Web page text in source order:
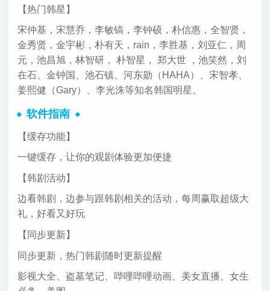
【热门韩星】
宋仲基，宋慧乔，李敏镐，李钟硕，朴信惠，全智贤，
金秀贤，金宇彬，朴有天，rain，李胜基，刘亚仁，周
元，池昌旭，林智研， 朴智星， 郑大世 ，池笑然，刘
在石、金钟国、池石镇、河东勋（HAHA）、宋智孝、
姜熙健（Gary）、李光洙等知名韩国明星。
软件指南
【缓存功能】
一键缓存，让你的观剧体验更加便捷
【韩剧活动】
边看韩剧，边参与跟韩剧相关的活动，每周赢取超级大
礼，好看又好玩
【同步更新】
同步更新，热门韩剧随时更新提醒
影视大全、盗墓笔记、哔哩哔哩动画、美女直播、女生